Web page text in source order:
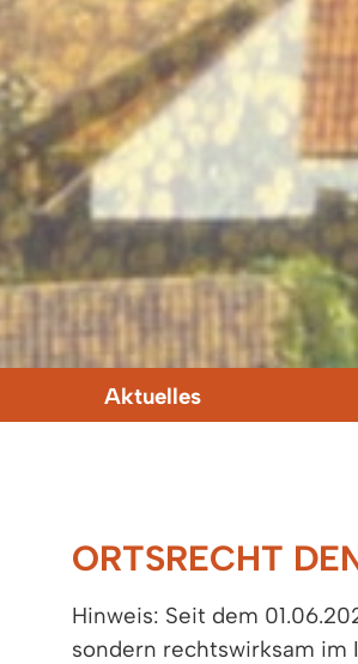
Aktuelles
ORTSRECHT
Hinweis: Seit dem
sondern rechtswirksam